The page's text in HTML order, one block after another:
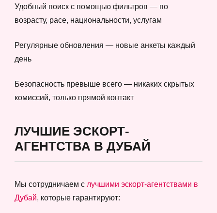
Удобный поиск с помощью фильтров — по
возрасту, расе, национальности, услугам
Регулярные обновления — новые анкеты каждый
день
Безопасность превыше всего — никаких скрытых
комиссий, только прямой контакт
ЛУЧШИЕ ЭСКОРТ-
АГЕНТСТВА В ДУБАЙ
Мы сотрудничаем с лучшими эскорт-агентствами в
Дубай, которые гарантируют: